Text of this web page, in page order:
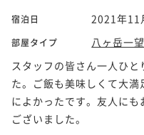
宿泊日 2021年11
部屋タイプ
八ヶ岳一
スタッフの皆さん一人ひ
た。ご飯も美味しくて大
によかったです。友人に
ございました。